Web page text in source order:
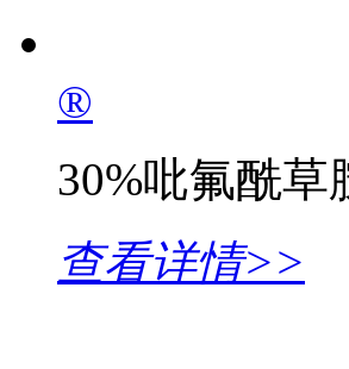
®
30%吡氟酰草
查看详情>>